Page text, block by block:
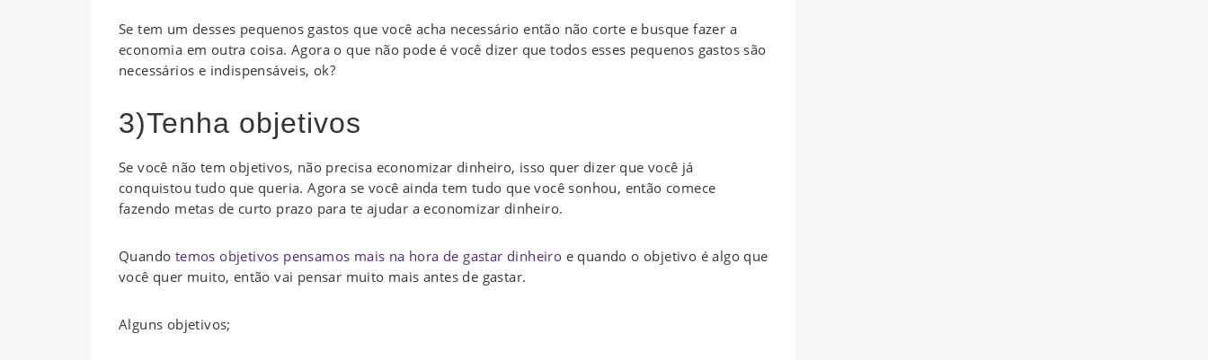
Se tem um desses pequenos gastos que você acha necessário então não corte e busque fazer a
economia em outra coisa. Agora o que não pode é você dizer que todos esses pequenos gastos são
necessários e indispensáveis, ok?
3)Tenha objetivos
Se você não tem objetivos, não precisa economizar dinheiro, isso quer dizer que você já
conquistou tudo que queria. Agora se você ainda tem tudo que você sonhou, então comece
fazendo metas de curto prazo para te ajudar a economizar dinheiro.
Quando temos objetivos pensamos mais na hora de gastar dinheiro e quando o objetivo é algo que
você quer muito, então vai pensar muito mais antes de gastar.
Alguns objetivos;